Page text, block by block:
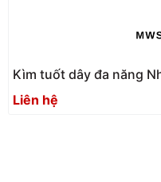
Kìm tuốt dây đa năng
Tsunoda MWS-200
Liên hệ